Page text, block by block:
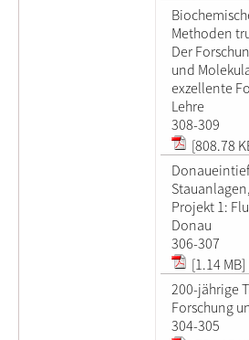
Methoden
Der
und
exzellente
Lehre
308-309
[808.78
Projekt 1:
Donau
306-307
[1.14 MB]
200-jährige
Forschung
304-305